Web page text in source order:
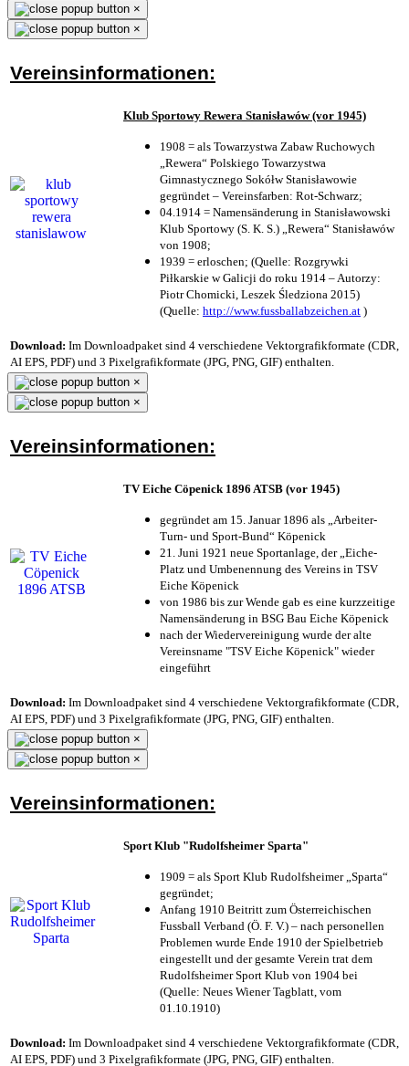
×
×
Vereinsinformationen:
Klub Sportowy Rewera Stanisławów (vor 1945)
1908 = als Towarzystwa Zabaw Ruchowych
„Rewera“ Polskiego Towarzystwa
Gimnastycznego Sokółw Stanisławowie
gegründet – Vereinsfarben: Rot-Schwarz;
04.1914 = Namensänderung in Stanisławowski
Klub Sportowy (S. K. S.) „Rewera“ Stanisławów
von 1908;
1939 = erloschen; (Quelle: Rozgrywki
Piłkarskie w Galicji do roku 1914 – Autorzy:
Piotr Chomicki, Leszek Śledziona 2015)
(Quelle: http://www.fussballabzeichen.at )
Download: Im Downloadpaket sind 4 verschiedene Vektorgrafikformate (CDR,
AI EPS, PDF) und 3 Pixelgrafikformate (JPG, PNG, GIF) enthalten.
×
×
Vereinsinformationen:
TV Eiche Cöpenick 1896 ATSB (vor 1945)
gegründet am 15. Januar 1896 als „Arbeiter-
Turn- und Sport-Bund“ Köpenick
21. Juni 1921 neue Sportanlage, der „Eiche-
Platz und Umbenennung des Vereins in TSV
Eiche Köpenick
von 1986 bis zur Wende gab es eine kurzzeitige
Namensänderung in BSG Bau Eiche Köpenick
nach der Wiedervereinigung wurde der alte
Vereinsname "TSV Eiche Köpenick" wieder
eingeführt
Download: Im Downloadpaket sind 4 verschiedene Vektorgrafikformate (CDR,
AI EPS, PDF) und 3 Pixelgrafikformate (JPG, PNG, GIF) enthalten.
×
×
Vereinsinformationen:
Sport Klub "Rudolfsheimer Sparta"
1909 = als Sport Klub Rudolfsheimer „Sparta“
gegründet;
Anfang 1910 Beitritt zum Österreichischen
Fussball Verband (Ö. F. V.) – nach personellen
Problemen wurde Ende 1910 der Spielbetrieb
eingestellt und der gesamte Verein trat dem
Rudolfsheimer Sport Klub von 1904 bei
(Quelle: Neues Wiener Tagblatt, vom
01.10.1910)
Download: Im Downloadpaket sind 4 verschiedene Vektorgrafikformate (CDR,
AI EPS, PDF) und 3 Pixelgrafikformate (JPG, PNG, GIF) enthalten.